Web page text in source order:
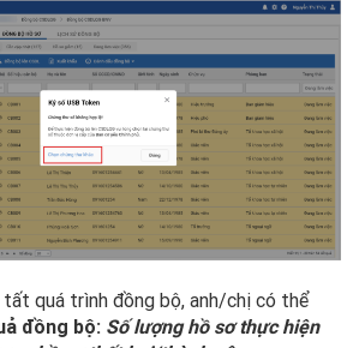
tất quá trình đồng bộ, anh/chị có thể
đồng bộ: Số lượng hồ sơ thực hiện